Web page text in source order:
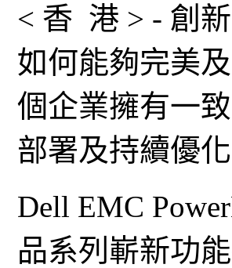
< 香 港 > - 創
如何能夠完美
個企業擁有一
部署及持續優化
Dell EMC
品系列嶄新功